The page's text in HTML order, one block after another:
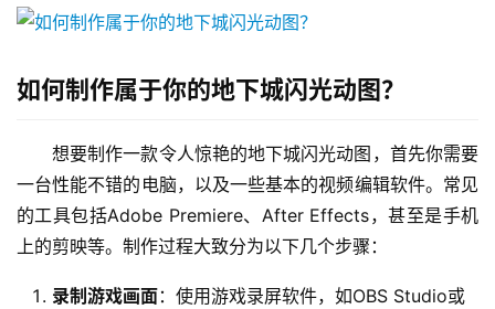
如何制作属于你的地下城闪光动图？
想要制作一款令人惊艳的地下城闪光动图，首先你需要
一台性能不错的电脑，以及一些基本的视频编辑软件。常见
的工具包括Adobe Premiere、After Effects，甚至是手机
上的剪映等。制作过程大致分为以下几个步骤：
录制游戏画面：使用游戏录屏软件，如OBS Studio或